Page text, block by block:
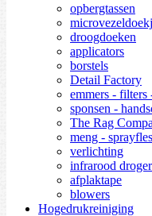
opbergtassen
droogdoeken
applicators
borstels
Detail Factory
emmers - filters
sponsen -
The Rag
meng -
verlichting
infrarood
afplaktape
blowers
Hogedrukreiniging